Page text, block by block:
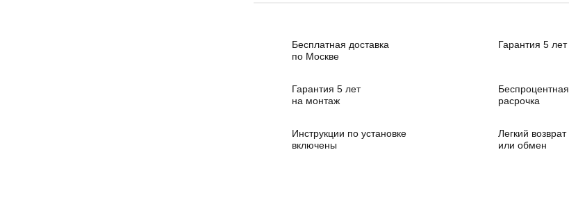
Бесплатная доставка
по Москве
Гарантия 5 лет
Гарантия 5 лет
на монтаж
Беспроцентная
расрочка
Инструкции по установке
включены
Легкий возврат
или обмен